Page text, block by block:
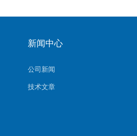
新闻中心
公司新闻
技术文章